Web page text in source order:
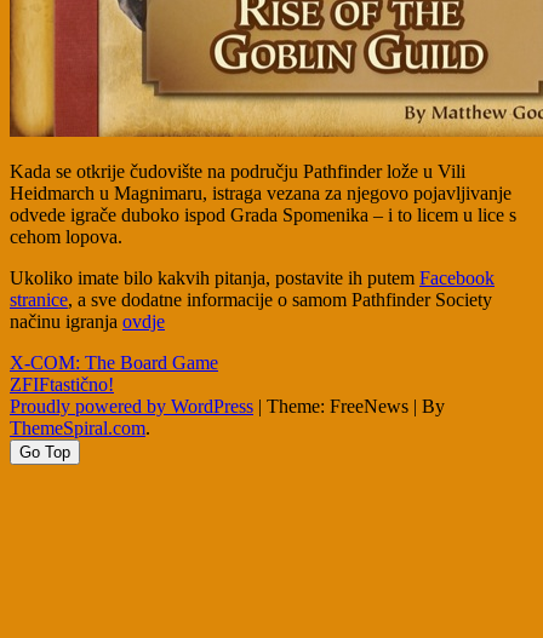
Kada se otkrije čudovište na području Pathfinder lože u Vili
Heidmarch u Magnimaru, istraga vezana za njegovo pojavljivanje
odvede igrače duboko ispod Grada Spomenika – i to licem u lice s
cehom lopova.
Ukoliko imate bilo kakvih pitanja, postavite ih putem Facebook
stranice, a sve dodatne informacije o samom Pathfinder Society
načinu igranja ovdje
Post
navigation
X-COM: The Board Game
ZFIFtastično!
Proudly powered by WordPress | Theme: FreeNews | By
ThemeSpiral.com.
Go Top